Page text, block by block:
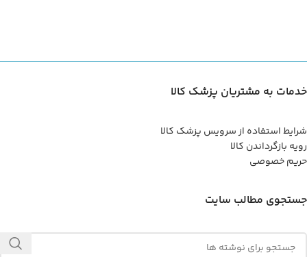
خدمات به مشتریان پزشک کالا
شرایط استفاده از سرویس پزشک کالا
رویه بازگرداندن کالا
حریم خصوصی
جستجوی مطالب سایت